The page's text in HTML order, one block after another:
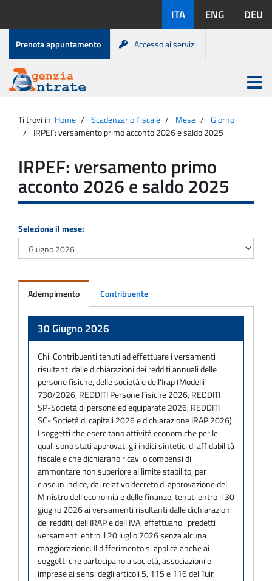
contenuto
disponibili:
ITA ENG DEU
Menu
di
servizio
Prenota appuntamento Accesso ai servizi
Agenzia
Entrate
Apri
menu
principale
Ti trovi in: Home Scadenzario Fiscale Mese
Giorno
IRPEF: versamento primo acconto 2026 e saldo 2025
IRPEF: versamento primo
acconto 2026 e saldo 2025
Seleziona il mese:
Adempimento Contribuente
30 Giugno 2026
Chi:Contribuenti tenuti ad effettuare i versamenti
risultanti dalle dichiarazioni dei redditi annuali delle
persone fisiche, delle società e dell'Irap (Modelli
730/2026, REDDITI Persone Fisiche 2026, REDDITI
SP-Società di persone ed equiparate 2026, REDDITI
SC- Società di capitali 2026 e dichiarazione IRAP 2026).
I soggetti che esercitano attività economiche per le
quali sono stati approvati gli indici sintetici di affidabilità
fiscale e che dichiarano ricavi o compensi di
ammontare non superiore al limite stabilito, per
ciascun indice, dal relativo decreto di approvazione del
Ministro dell'economia e delle finanze, tenuti entro il 30
giugno 2026 ai versamenti risultanti dalle dichiarazioni
dei redditi, dell'IRAP e dell'IVA, effettuano i predetti
versamenti entro il 20 luglio 2026 senza alcuna
maggiorazione. Il differimento si applica anche ai
soggetti che partecipano a società, associazioni e
imprese ai sensi degli articoli 5, 115 e 116 del Tuir,